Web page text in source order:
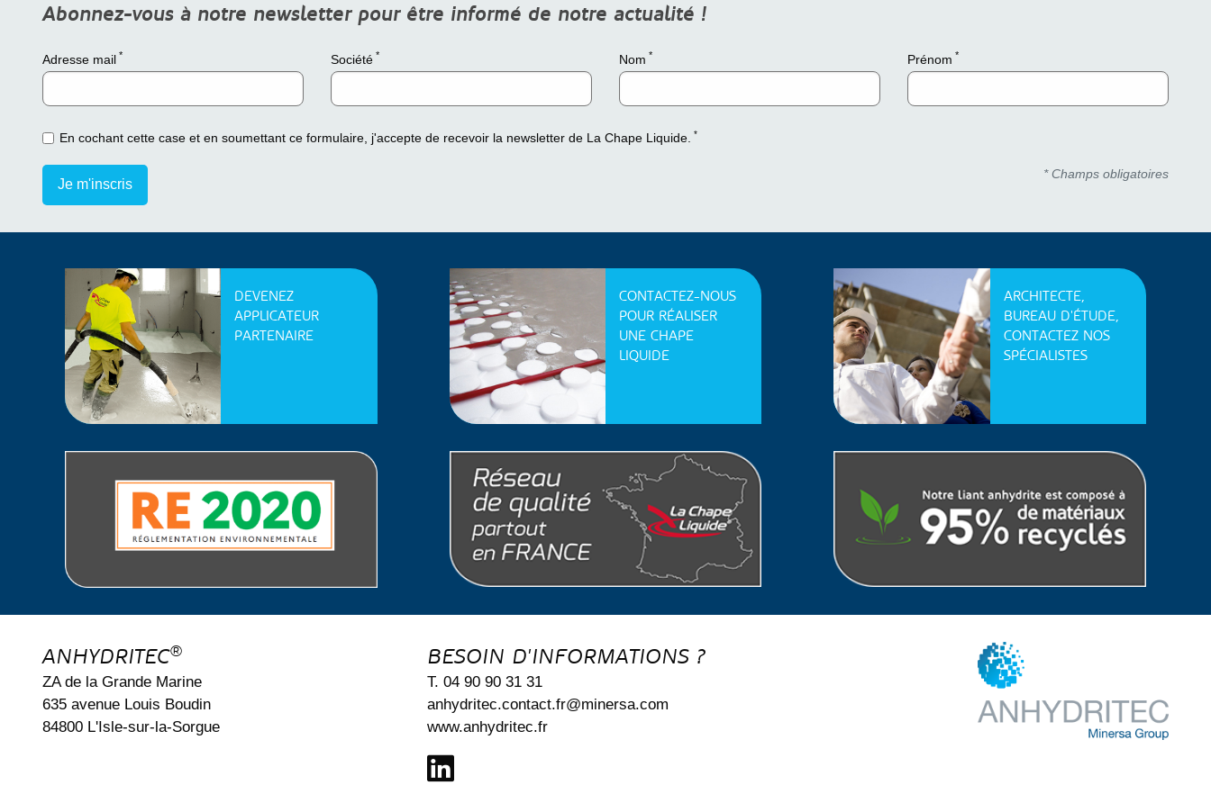
Abonnez-vous à notre newsletter pour être informé de notre actualité !
Adresse mail * Société * Nom * Prénom *
En cochant cette case et en soumettant ce formulaire, j'accepte de recevoir la newsletter de La Chape Liquide. *
* Champs obligatoires
DEVENEZ
APPLICATEUR
PARTENAIRE
CONTACTEZ-NOUS
POUR RÉALISER
UNE CHAPE
LIQUIDE
ARCHITECTE,
BUREAU D'ÉTUDE,
CONTACTEZ NOS
SPÉCIALISTES
ANHYDRITEC®
ZA de la Grande Marine
635 avenue Louis Boudin
84800 L'Isle-sur-la-Sorgue
BESOIN D'INFORMATIONS ?
T. 04 90 90 31 31
anhydritec.contact.fr@minersa.com
www.anhydritec.fr